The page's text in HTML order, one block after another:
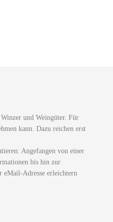
und Weingüter. Für
kann. Dazu reichen erst
Angefangen von einer
bis hin zur
eMail-Adresse erleichtern